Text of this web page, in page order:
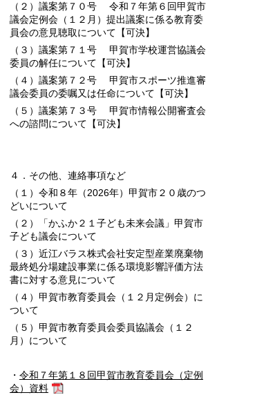
（２）議案第７０号 令和７年第６回甲賀市
議会定例会（１２月）提出議案に係る教育委
員会の意見聴取について 【可決】
（３）議案第７１号 甲賀市学校運営協議会
委員の解任について 【可決】
（４）議案第７２号 甲賀市スポーツ推進審
議会委員の委嘱又は任命について 【可決】
（５）議案第７３号 甲賀市情報公開審査会
への諮問について 【可決】
４．その他、連絡事項など
（１）令和８年（2026年）甲賀市２０歳のつ
どいについて
（２）「かふか２１子ども未来会議」甲賀市
子ども議会について
（３）近江バラス株式会社安定型産業廃棄物
最終処分場建設事業に係る環境影響評価方法
書に対する意見について
（４） 甲賀市教育委員会（１２月定例会）に
ついて
（５）甲賀市教育委員会委員協議会（１２
月）について
・ 令和７年第１８回甲賀市教育委員会（定例
会）資料